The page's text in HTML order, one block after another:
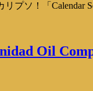
プソ！「Calendar
Oil